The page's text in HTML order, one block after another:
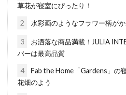
な部屋選び
戸建て住宅や賃
草花が寝室にぴったり！
2 水彩画のようなフラワー柄が
3
お洒落な商品満載！JULIA
バーは最高品質
4
Fab the Home「Gardens」の
花畑のよう